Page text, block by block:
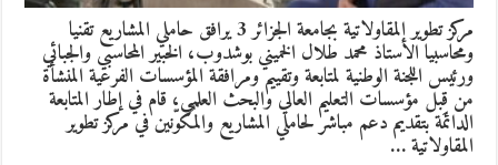
مركز تطوير المقاولاتية بجامعة الجزائر 3 يرافق حاملي المشاريع تقنيا
ومحاسبيا الأستاذ محمد طلال الخميني بوشدوب، الخبير المحاسبي والجبائي
ورئيس اللجنة الوطنية لمتابعة وتقييم ومرافقة المؤسسات الفرعية المنشأة
من قِبل مؤسسات التعليم العالي والبحث العلمي، قام في إطار المتابعة
الدائمة بتقديم دعم مباشر لحاملي المشاريع والمُكوّنين في مركز تطوير
المقاولاتية …